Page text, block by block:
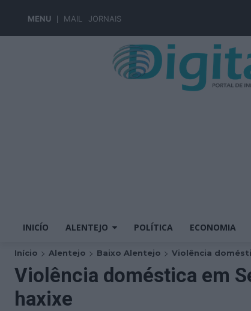
MENU MAIL JORNAIS
INICÍO ALENTEJO POLÍTICA ECONOMIA
Início Alentejo Baixo Alentejo Violência
Violência doméstica em
haxixe